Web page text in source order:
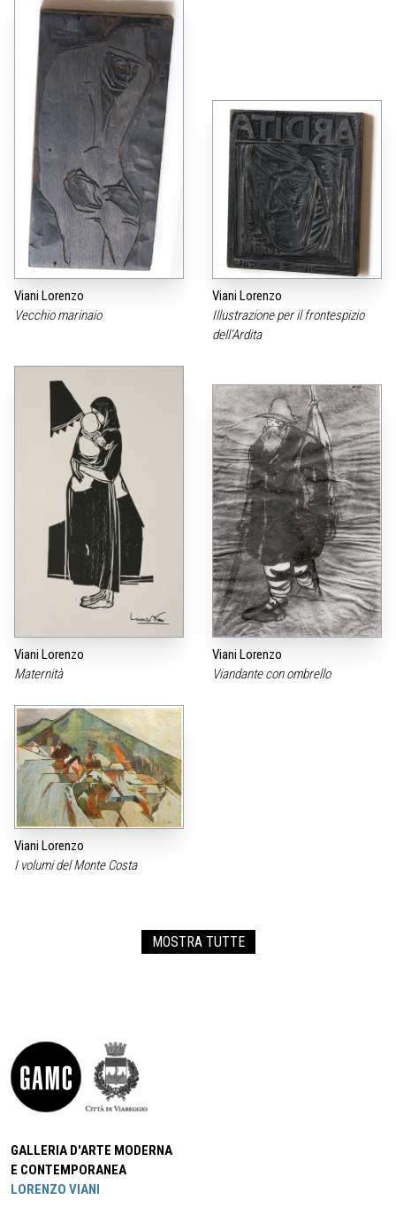
Viani Lorenzo
Vecchio marinaio
Viani Lorenzo
Illustrazione per il frontespizio
dell‘Ardita
Viani Lorenzo
Maternità
Viani Lorenzo
Viandante con ombrello
Viani Lorenzo
I volumi del Monte Costa
MOSTRA TUTTE
GALLERIA D'ARTE MODERNA
E CONTEMPORANEA
LORENZO VIANI